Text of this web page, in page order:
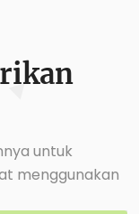
untuk
menggunakan